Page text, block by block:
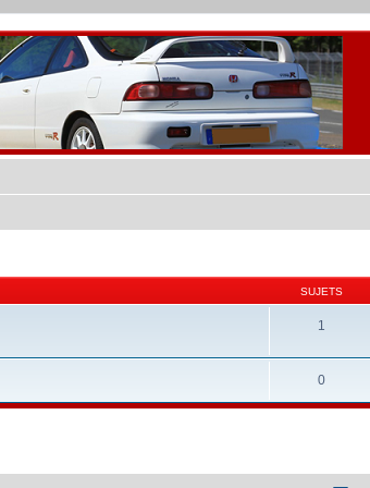
SUJETS
1
0